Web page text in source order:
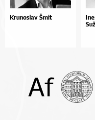
Krunoslav Šmit